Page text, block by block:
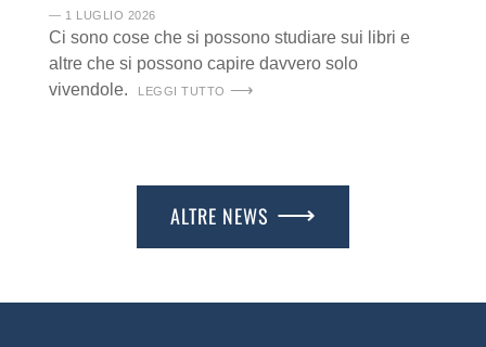
― 1 LUGLIO 2026
Ci sono cose che si possono studiare sui libri e
altre che si possono capire davvero solo
vivendole.
LEGGI TUTTO
ALTRE NEWS